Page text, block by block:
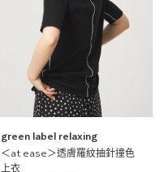
green label relaxing
＜at ease＞透膚羅紋抽針撞色
上衣